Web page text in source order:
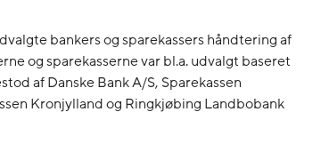
bankers og sparekassers håndtering af
og sparekasserne var bl.a. udvalgt baseret
af Danske Bank A/S, Sparekassen
Kronjylland og Ringkjøbing Landbobank